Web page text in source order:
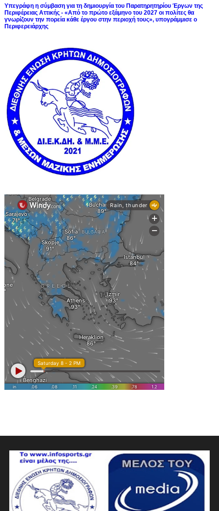
Υπεγράφη η σύμβαση για τη δημιουργία του Παρατηρητηρίου Έργων της
Περιφέρειας Αττικής - «Από το πρώτο εξάμηνο του 2027 οι πολίτες θα
γνωρίζουν την πορεία κάθε έργου στην περιοχή τους», υπογράμμισε ο
Περιφερειάρχης